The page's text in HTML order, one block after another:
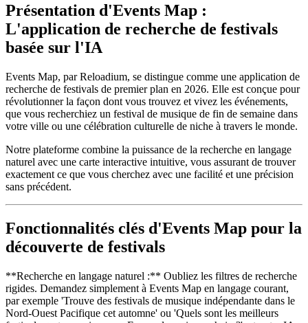
Présentation d'Events Map :
L'application de recherche de festivals
basée sur l'IA
Events Map, par Reloadium, se distingue comme une application de
recherche de festivals de premier plan en 2026. Elle est conçue pour
révolutionner la façon dont vous trouvez et vivez les événements,
que vous recherchiez un festival de musique de fin de semaine dans
votre ville ou une célébration culturelle de niche à travers le monde.
Notre plateforme combine la puissance de la recherche en langage
naturel avec une carte interactive intuitive, vous assurant de trouver
exactement ce que vous cherchez avec une facilité et une précision
sans précédent.
Fonctionnalités clés d'Events Map pour la
découverte de festivals
**Recherche en langage naturel :** Oubliez les filtres de recherche
rigides. Demandez simplement à Events Map en langage courant,
par exemple 'Trouve des festivals de musique indépendante dans le
Nord-Ouest Pacifique cet automne' ou 'Quels sont les meilleurs